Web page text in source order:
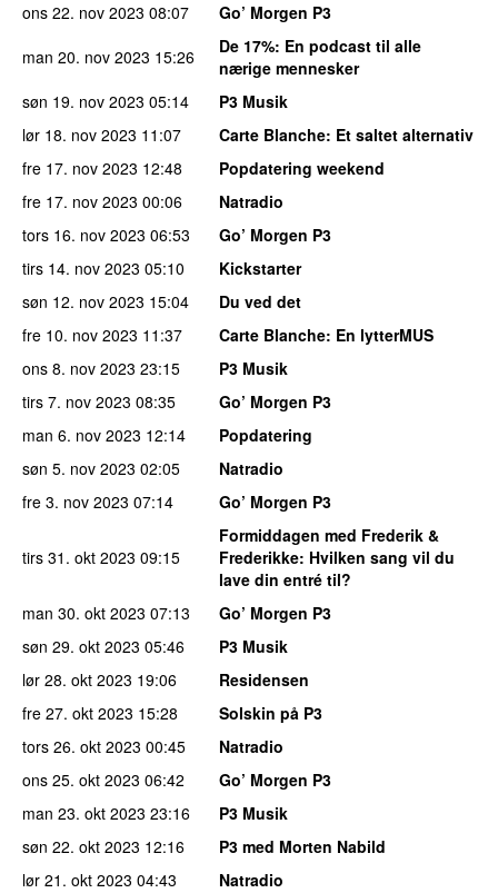
ons 22. nov 2023 08:07
Go’ Morgen P3
man 20. nov 2023 15:26 De 17%: En podcast til alle
nærige mennesker
søn 19. nov 2023 05:14
P3 Musik
lør 18. nov 2023 11:07 Carte Blanche: Et saltet alternativ
fre 17. nov 2023 12:48
Popdatering weekend
fre 17. nov 2023 00:06
Natradio
tors 16. nov 2023 06:53
Go’ Morgen P3
tirs 14. nov 2023 05:10
Kickstarter
søn 12. nov 2023 15:04
Du ved det
fre 10. nov 2023 11:37 Carte Blanche: En lytterMUS
ons 8. nov 2023 23:15
P3 Musik
tirs 7. nov 2023 08:35
Go’ Morgen P3
man 6. nov 2023 12:14
Popdatering
søn 5. nov 2023 02:05
Natradio
fre 3. nov 2023 07:14 Go’ Morgen P3
tirs 31. okt 2023 09:15
Formiddagen med Frederik &
Frederikke: Hvilken sang vil du
lave din entré til?
man 30. okt 2023 07:13
Go’ Morgen P3
søn 29. okt 2023 05:46
P3 Musik
lør 28. okt 2023 19:06
Residensen
fre 27. okt 2023 15:28
Solskin på P3
tors 26. okt 2023 00:45
Natradio
ons 25. okt 2023 06:42
Go’ Morgen P3
man 23. okt 2023 23:16
P3 Musik
søn 22. okt 2023 12:16
P3 med Morten Nabild
lør 21. okt 2023 04:43
Natradio